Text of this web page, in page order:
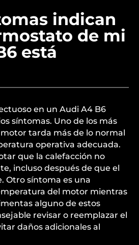
indican
de mi
está
en un Audi A4 B6
síntomas. Uno de los más
tarda más de lo normal
operativa adecuada.
que la calefacción no
incluso después de que el
Otro síntoma es una
del motor mientras
alguno de estos
revisar o reemplazar el
daños adicionales al